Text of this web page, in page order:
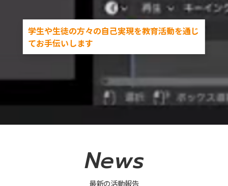
学生や生徒の方々の自己実現を教育活動を通じ
てお手伝いします
News
最新の活動報告